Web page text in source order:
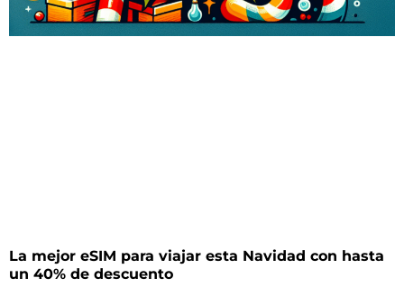
La mejor eSIM para viajar esta Navidad con hasta
un 40% de descuento